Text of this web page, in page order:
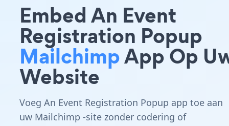
Embed An Event
Registration Popup
MailchimpApp Op
Website
Voeg An Event Registration Popup app toe aan
uw Mailchimp -site zonder codering of